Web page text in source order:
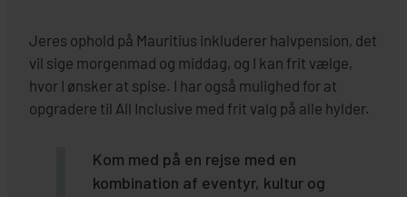
Jeres ophold på Mauritius inkluderer halvpension, det
vil sige morgenmad og middag, og I kan frit vælge,
hvor I ønsker at spise. I har også mulighed for at
opgradere til All Inclusive med frit valg på alle hylder.
Kom med på en rejse med en
kombination af eventyr, kultur og